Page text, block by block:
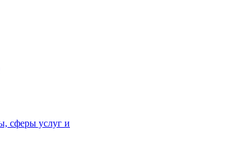
сферы услуг и